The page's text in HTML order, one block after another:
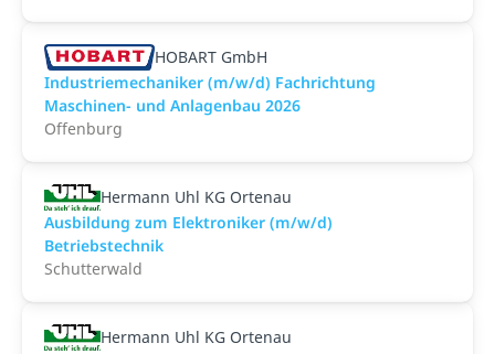
HOBART GmbH
Industriemechaniker (m/w/d) Fachrichtung
Maschinen- und Anlagenbau 2026
Offenburg
Hermann Uhl KG Ortenau
Ausbildung zum Elektroniker (m/w/d)
Betriebstechnik
Schutterwald
Hermann Uhl KG Ortenau